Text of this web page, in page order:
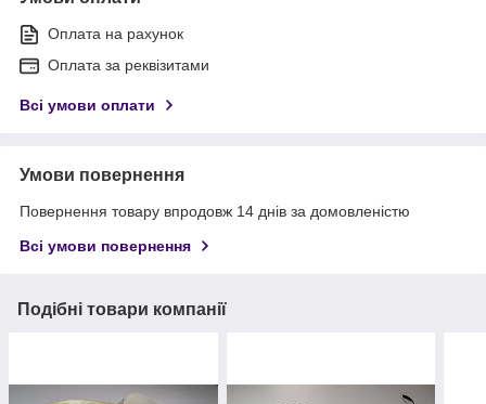
Оплата на рахунок
Оплата за реквізитами
Всі умови оплати
Умови повернення
Повернення товару впродовж 14 днів за домовленістю
Всі умови повернення
Подібні товари компанії